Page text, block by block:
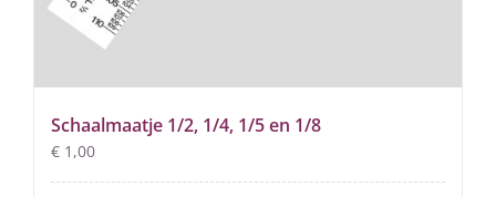
Schaalmaatje 1/2, 1/4, 1/5 en 1/8
€ 1,00